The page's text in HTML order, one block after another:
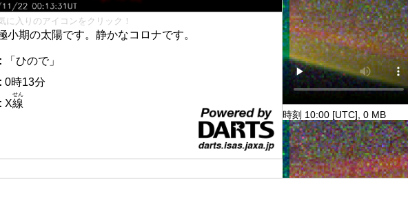
に入りのアイコンをクリック！
小期の太陽です。静かなコロナです。
:
「ひので」
: 0時13分
X線
せん
時刻 10:00 [UTC], 0 MB